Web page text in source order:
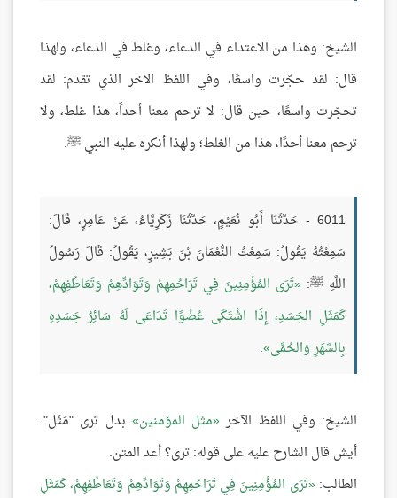
الشيخ: وهذا من الاعتداء في الدعاء، وغلط في الدعاء، ولهذا
قال: لقد حجّرت واسعًا، وفي اللفظ الآخر الذي تقدم: لقد
تحجّرت واسعًا، حين قال: لا ترحم معنا أحداً، هذا غلط، ولا
ترحم معنا أحدًا، هذا من الغلط؛ ولهذا أنكره عليه النبي ﷺ.
6011 - حَدَّثَنَا أَبُو نُعَيْمٍ، حَدَّثَنَا زَكَرِيَّاءُ، عَنْ عَامِرٍ، قَالَ:
سَمِعْتُهُ يَقُولُ: سَمِعْتُ النُّعْمَانَ بْنَ بَشِيرٍ، يَقُولُ: قَالَ رَسُولُ
اللَّهِ ﷺ: تَرَى المُؤْمِنِينَ فِي تَرَاحُمِهِمْ وَتَوَادِّهِمْ وَتَعَاطُفِهِمْ،
كَمَثَلِ الجَسَدِ، إِذَا اشْتَكَى عُضْوًا تَدَاعَى لَهُ سَائِرُ جَسَدِهِ
بِالسَّهَرِ وَالحُمَّى .
الشيخ: وفي اللفظ الآخر مثل المؤمنين
بدل ترى "مَثَل".
أيش قال الشارح عليه على قوله: ترى؟ أعد المتن.
الطالب: تَرَى المُؤْمِنِينَ فِي تَرَاحُمِهِمْ وَتَوَادِّهِمْ وَتَعَاطُفِهِمْ، كَمَثَلِ